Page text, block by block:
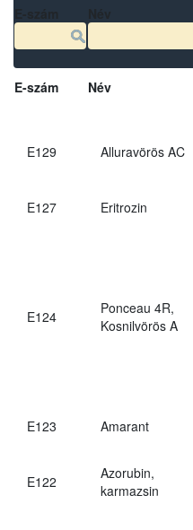
E-szám Név
E129 Alluravörös AC
E127
Eritrozin
E124
Ponceau 4R,
Kosnilvörös A
E123
Amarant
E122
Azorubin,
karmazsin